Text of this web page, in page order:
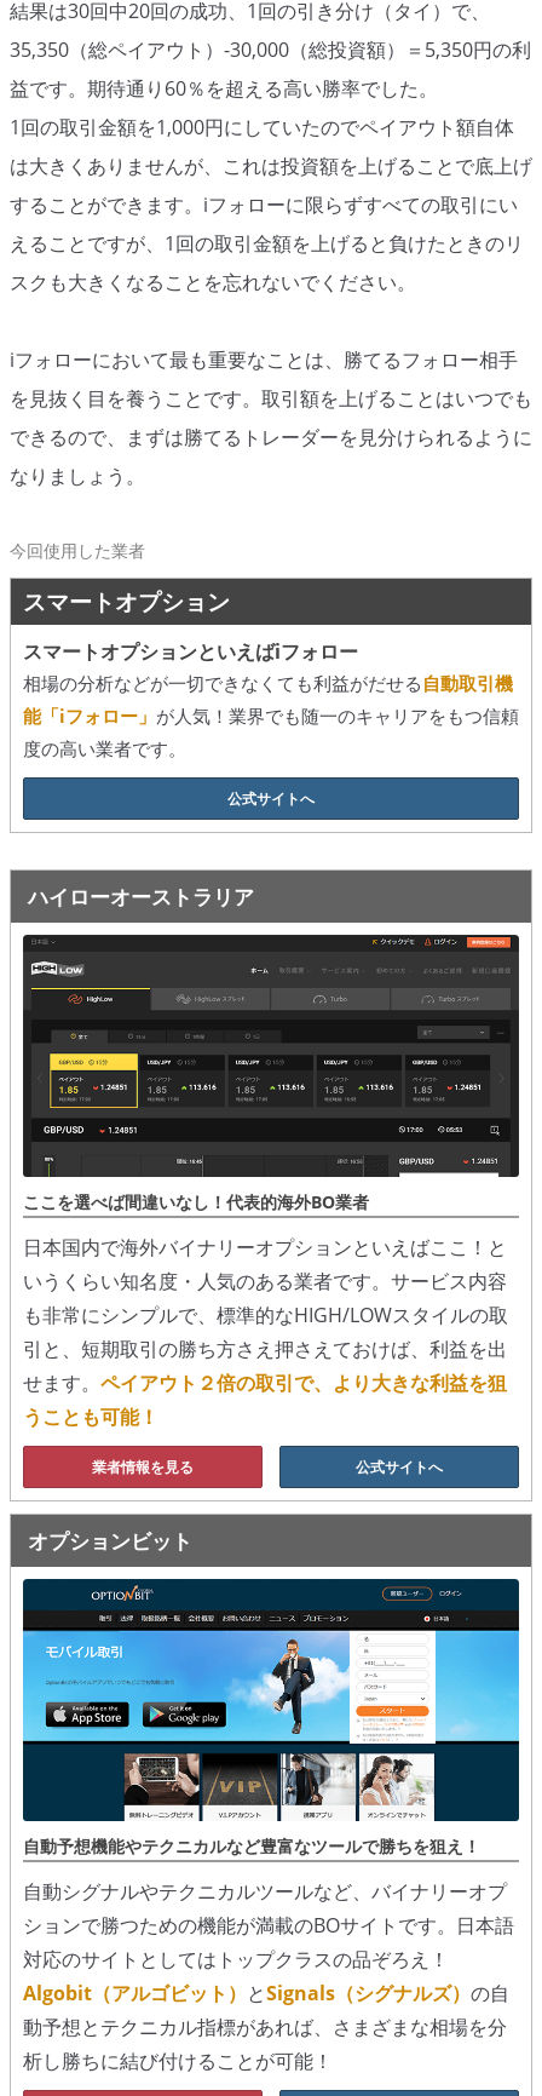
結果は30回中20回の成功、1回の引き分け（タイ）で、
35,350（総ペイアウト）-30,000（総投資額）＝5,350円の利
益です。期待通り60％を超える高い勝率でした。
1回の取引金額を1,000円にしていたのでペイアウト額自体
は大きくありませんが、これは投資額を上げることで底上げ
することができます。iフォローに限らずすべての取引にい
えることですが、1回の取引金額を上げると負けたときのリ
スクも大きくなることを忘れないでください。
iフォローにおいて最も重要なことは、勝てるフォロー相手
を見抜く目を養うことです。取引額を上げることはいつでも
できるので、まずは勝てるトレーダーを見分けられるように
なりましょう。
今回使用した業者
スマートオプション
スマートオプションといえばiフォロー
相場の分析などが一切できなくても利益がだせる 自動取引機
能「iフォロー」 が人気！業界でも随一のキャリアをもつ信頼
度の高い業者です。
公式サイトへ
ハイローオーストラリア
ここを選べば間違いなし！代表的海外BO業者
日本国内で海外バイナリーオプションといえばここ！と
いうくらい知名度・人気のある業者です。サービス内容
も非常にシンプルで、標準的なHIGH/LOWスタイルの取
引と、短期取引の勝ち方さえ押さえておけば、利益を出
せます。 ペイアウト２倍の取引で、より大きな利益を狙
うことも可能！
業者情報を見る 公式サイトへ
オプションビット
自動予想機能やテクニカルなど豊富なツールで勝ちを狙え！
自動シグナルやテクニカルツールなど、バイナリーオプ
ションで勝つための機能が満載のBOサイトです。日本語
対応のサイトとしてはトップクラスの品ぞろえ！
Algobit（アルゴビット） とSignals（シグナルズ） の自
動予想とテクニカル指標があれば、さまざまな相場を分
析し勝ちに結び付けることが可能！